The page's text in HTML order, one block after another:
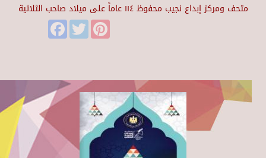
متحف ومركز إبداع نجيب محفوظ ١١٤ عاماً على ميلاد صاحب الثلاثية
FacebookTwitter